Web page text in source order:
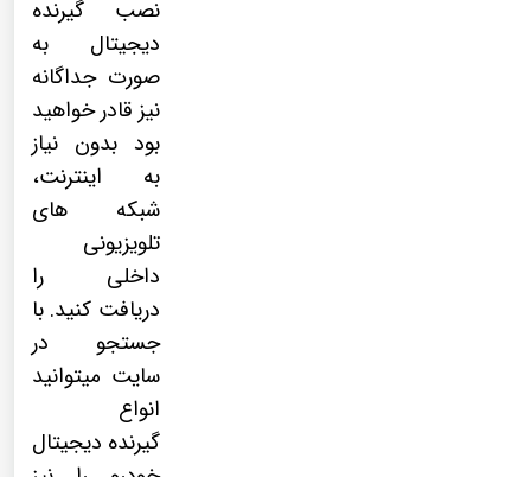
نصب گیرنده
دیجیتال به
صورت جداگانه
نیز قادر خواهید
بود بدون نیاز
به اینترنت،
شبکه های
تلویزیونی
داخلی را
دریافت کنید. با
جستجو در
سایت میتوانید
انواع
گیرنده دیجیتال